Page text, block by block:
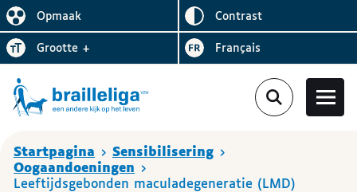
Opmaak
De lay-out vereenvoudigen
Omgekeerd
contrast
Letter
grootte vergroten
+ Visiter le site en
Français
Je bent hier
Startpagina
Sensibilisering
Oogaandoeningen
Leeftijdsgebonden maculadegeneratie (LMD)